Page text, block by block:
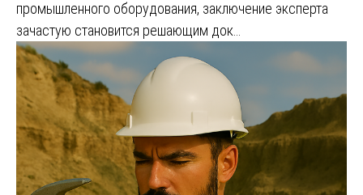
промышленного оборудования, заключение эксперта
зачастую становится решающим док…